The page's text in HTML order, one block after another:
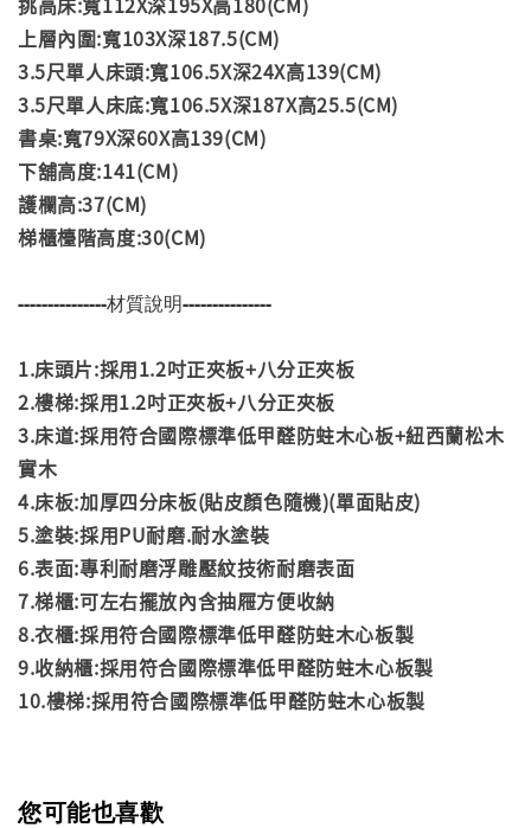
上層內圍:寬103X深187.5(CM)
3.5尺單人床頭:寬106.5X深24X高139(CM)
3.5尺單人床底:寬106.5X深187X高25.5(CM)
書桌:寬79X深60X高139(CM)
下舖高度:141(CM)
護欄高:37(CM)
梯櫃檯階高度:30(CM)
---------------材質說明---------------
1.床頭片:採用1.2吋正夾板+八分正夾板
2.樓梯:採用1.2吋正夾板+八分正夾板
3.床道:採用符合國際標準低甲醛防蛀木心板+紐西蘭松木
實木
4.床板:加厚四分床板(貼皮顏色隨機)(單面貼皮)
5.塗裝:採用PU耐磨.耐水塗裝
6.表面:專利耐磨浮雕壓紋技術耐磨表面
7.梯櫃:可左右擺放內含抽屜方便收納
8.衣櫃:採用符合國際標準低甲醛防蛀木心板製
9.收納櫃:採用符合國際標準低甲醛防蛀木心板製
10.樓梯:採用符合國際標準低甲醛防蛀木心板製
您可能也喜歡